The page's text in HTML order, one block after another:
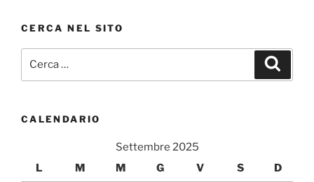
CERCA NEL SITO
CALENDARIO
Settembre 2025
L
M M G V S D